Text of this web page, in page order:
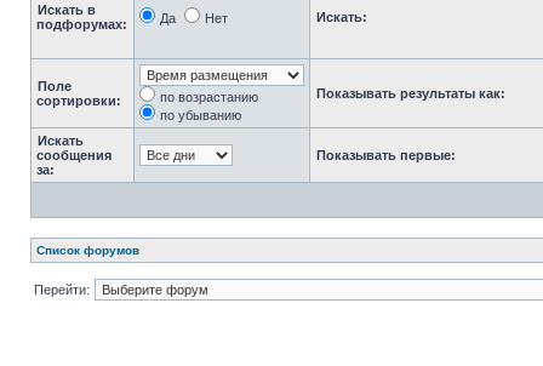
Искать в
подфорумах:
Да Нет Искать:
Поле
сортировки:
по возрастанию
по убыванию
Показывать результаты как:
Искать
сообщения
за:
Показывать первые:
Список форумов
Перейти: